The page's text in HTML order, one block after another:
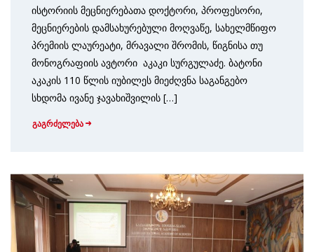
ისტორიის მეცნიერებათა დოქტორი, პროფესორი,
მეცნიერების დამსახურებული მოღვაწე, სახელმწიფო
პრემიის ლაურეატი, მრავალი შრომის, წიგნისა თუ
მონოგრაფიის ავტორი აკაკი სურგულაძე. ბატონი
აკაკის 110 წლის იუბილეს მიეძღვნა საგანგებო
სხდომა ივანე ჯავახიშვილის […]
გაგრძელება